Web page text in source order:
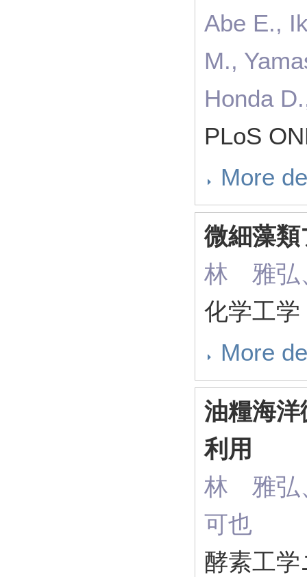
Abe E.,
M.,
Honda
PLoS
More
微細藻
林 雅弘
化学工
More
油糧海
利用
林 雅弘
可也
酵素工